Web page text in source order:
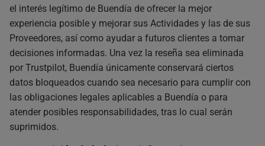
el interés legítimo de Buendía de ofrecer la mejor
experiencia posible y mejorar sus Actividades y las de sus
Proveedores, así como ayudar a futuros clientes a tomar
decisiones informadas. Una vez la reseña sea eliminada
por Trustpilot, Buendía únicamente conservará ciertos
datos bloqueados cuando sea necesario para cumplir con
las obligaciones legales aplicables a Buendía o para
atender posibles responsabilidades, tras lo cual serán
suprimidos.